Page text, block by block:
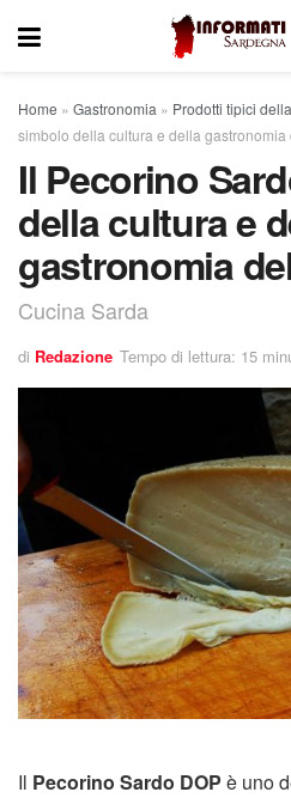
Home » Gastronomia » Prodotti tipici
simbolo della cultura e della gastronomia
Il Pecorino
della cultura e
gastronomia
Cucina Sarda
di Redazione Tempo di lettura: 15
Il Pecorino Sardo DOP è uno